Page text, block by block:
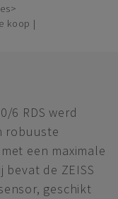
koop |
6 RDS werd
robuuste
een maximale
de ZEISS
geschikt